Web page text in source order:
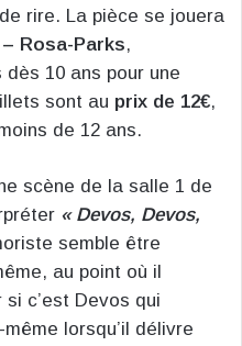
rire. La pièce se jouera
Rosa-Parks,
10 ans pour une
sont au prix de 12€,
de 12 ans.
scène de la salle 1 de
« Devos, Devos,
semble être
au point où il
c’est Devos qui
même lorsqu’il délivre